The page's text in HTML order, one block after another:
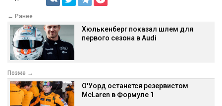
← Ранее
Хюлькенберг показал шлем для
первого сезона в Audi
Позже →
О'Уорд останется резервистом
McLaren в Формуле 1